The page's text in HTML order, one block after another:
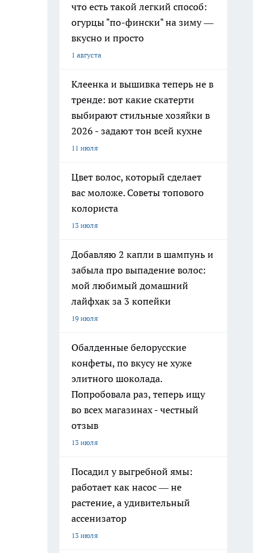
что есть такой легкий способ:
огурцы "по-фински" на зиму —
вкусно и просто
1 августа
Клеенка и вышивка теперь не в
тренде: вот какие скатерти
выбирают стильные хозяйки в
2026 - задают тон всей кухне
11 июля
Цвет волос, который сделает
вас моложе. Советы топового
колориста
13 июля
Добавляю 2 капли в шампунь и
забыла про выпадение волос:
мой любимый домашний
лайфхак за 3 копейки
19 июля
Обалденные белорусские
конфеты, по вкусу не хуже
элитного шоколада.
Попробовала раз, теперь ищу
во всех магазинах - честный
отзыв
13 июля
Посадил у выгребной ямы:
работает как насос — не
растение, а удивительный
ассенизатор
13 июля